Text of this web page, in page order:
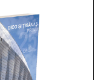
cuprinde
actuală şi
şi instalaţii,
tehnologiilor